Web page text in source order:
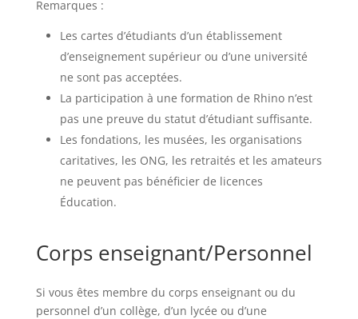
Remarques :
Les cartes d’étudiants d’un établissement
d’enseignement supérieur ou d’une université
ne sont pas acceptées.
La participation à une formation de Rhino n’est
pas une preuve du statut d’étudiant suffisante.
Les fondations, les musées, les organisations
caritatives, les ONG, les retraités et les amateurs
ne peuvent pas bénéficier de licences
Éducation.
Corps enseignant/Personnel
Si vous êtes membre du corps enseignant ou du
personnel d’un collège, d’un lycée ou d’une